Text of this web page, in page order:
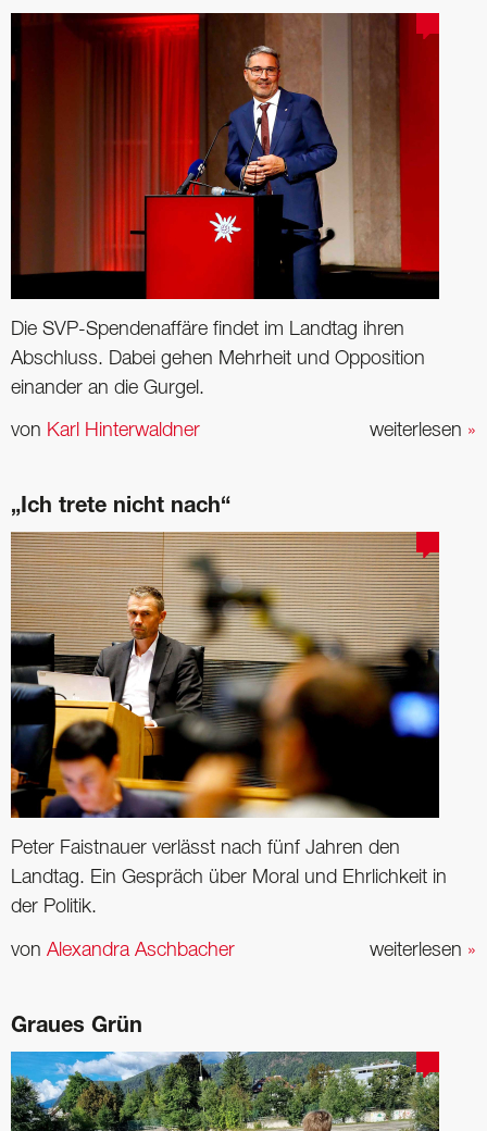
Die SVP-Spendenaffäre findet im Landtag ihren
Abschluss. Dabei gehen Mehrheit und Opposition
einander an die Gurgel.
weiterlesen »
von Karl Hinterwaldner
„Ich trete nicht nach“
Peter Faistnauer verlässt nach fünf Jahren den
Landtag. Ein Gespräch über Moral und Ehrlichkeit in
der Politik.
weiterlesen »
von Alexandra Aschbacher
Graues Grün